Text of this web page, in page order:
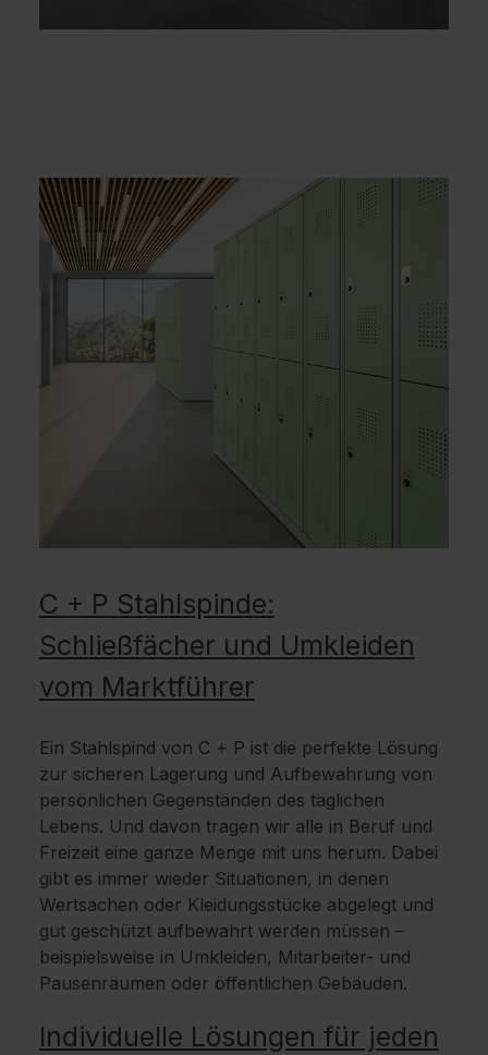
C + P Stahlspinde:
Schließfächer und Umkleiden
vom Marktführer
Ein Stahlspind von C + P ist die perfekte Lösung
zur sicheren Lagerung und Aufbewahrung von
persönlichen Gegenständen des täglichen
Lebens. Und davon tragen wir alle in Beruf und
Freizeit eine ganze Menge mit uns herum. Dabei
gibt es immer wieder Situationen, in denen
Wertsachen oder Kleidungsstücke abgelegt und
gut geschützt aufbewahrt werden müssen –
beispielsweise in Umkleiden, Mitarbeiter- und
Pausenräumen oder öffentlichen Gebäuden.
Individuelle Lösungen für jeden